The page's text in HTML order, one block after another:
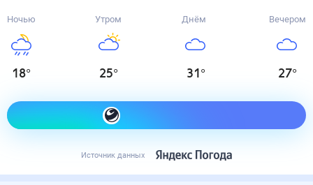
Ночью
18°
Утром
25°
Днём
31 °
Вечером
27°
Как одеться сегодня
Источник данных